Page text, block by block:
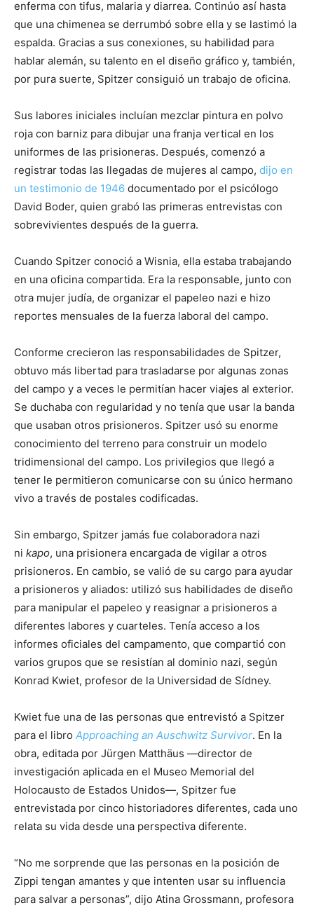
enferma con tifus, malaria y diarrea. Continúo así hasta
que una chimenea se derrumbó sobre ella y se lastimó la
espalda. Gracias a sus conexiones, su habilidad para
hablar alemán, su talento en el diseño gráfico y, también,
por pura suerte, Spitzer consiguió un trabajo de oficina.
Sus labores iniciales incluían mezclar pintura en polvo
roja con barniz para dibujar una franja vertical en los
uniformes de las prisioneras. Después, comenzó a
registrar todas las llegadas de mujeres al campo, dijo en
un testimonio de 1946 documentado por el psicólogo
David Boder, quien grabó las primeras entrevistas con
sobrevivientes después de la guerra.
Cuando Spitzer conoció a Wisnia, ella estaba trabajando
en una oficina compartida. Era la responsable, junto con
otra mujer judía, de organizar el papeleo nazi e hizo
reportes mensuales de la fuerza laboral del campo.
Conforme crecieron las responsabilidades de Spitzer,
obtuvo más libertad para trasladarse por algunas zonas
del campo y a veces le permitían hacer viajes al exterior.
Se duchaba con regularidad y no tenía que usar la banda
que usaban otros prisioneros. Spitzer usó su enorme
conocimiento del terreno para construir un modelo
tridimensional del campo. Los privilegios que llegó a
tener le permitieron comunicarse con su único hermano
vivo a través de postales codificadas.
Sin embargo, Spitzer jamás fue colaboradora nazi
ni kapo, una prisionera encargada de vigilar a otros
prisioneros. En cambio, se valió de su cargo para ayudar
a prisioneros y aliados: utilizó sus habilidades de diseño
para manipular el papeleo y reasignar a prisioneros a
diferentes labores y cuarteles. Tenía acceso a los
informes oficiales del campamento, que compartió con
varios grupos que se resistían al dominio nazi, según
Konrad Kwiet, profesor de la Universidad de Sídney.
Kwiet fue una de las personas que entrevistó a Spitzer
para el libro Approaching an Auschwitz Survivor. En la
obra, editada por Jürgen Matthäus —director de
investigación aplicada en el Museo Memorial del
Holocausto de Estados Unidos—, Spitzer fue
entrevistada por cinco historiadores diferentes, cada uno
relata su vida desde una perspectiva diferente.
“No me sorprende que las personas en la posición de
Zippi tengan amantes y que intenten usar su influencia
para salvar a personas”, dijo Atina Grossmann, profesora